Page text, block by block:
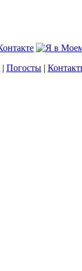
| Погосты |